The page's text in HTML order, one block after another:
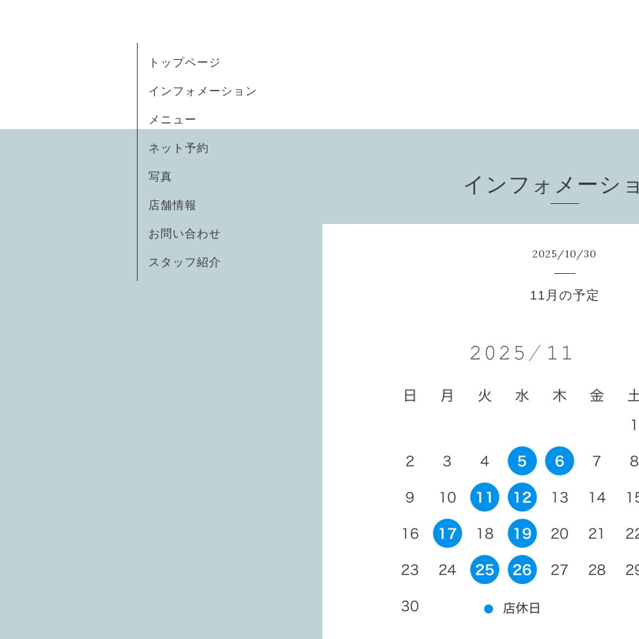
トップページ
インフォメーション
メニュー
ネット予約
写真
店舗情報
お問い合わせ
スタッフ紹介
インフォメーシ
2025/10/30
11月の予定